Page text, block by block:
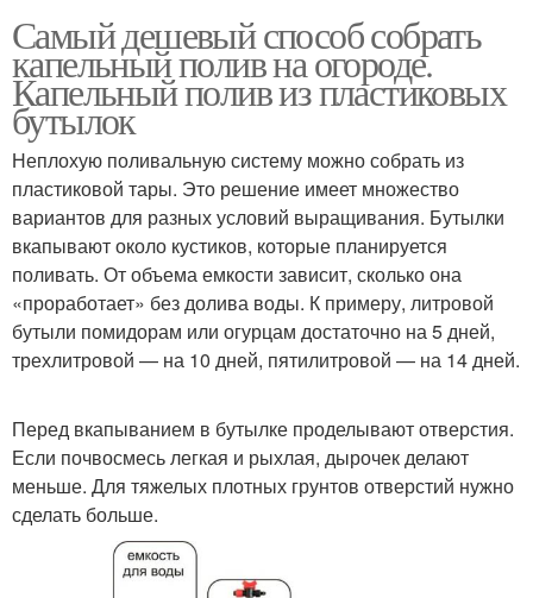
Самый дешевый способ собрать
капельный полив на огороде.
Капельный полив из пластиковых
бутылок
Неплохую поливальную систему можно собрать из
пластиковой тары. Это решение имеет множество
вариантов для разных условий выращивания. Бутылки
вкапывают около кустиков, которые планируется
поливать. От объема емкости зависит, сколько она
«проработает» без долива воды. К примеру, литровой
бутыли помидорам или огурцам достаточно на 5 дней,
трехлитровой — на 10 дней, пятилитровой — на 14 дней.
Перед вкапыванием в бутылке проделывают отверстия.
Если почвосмесь легкая и рыхлая, дырочек делают
меньше. Для тяжелых плотных грунтов отверстий нужно
сделать больше.